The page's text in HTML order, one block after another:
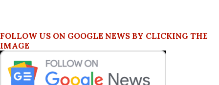
FOLLOW US ON GOOGLE NEWS BY CLICKING THE
IMAGE